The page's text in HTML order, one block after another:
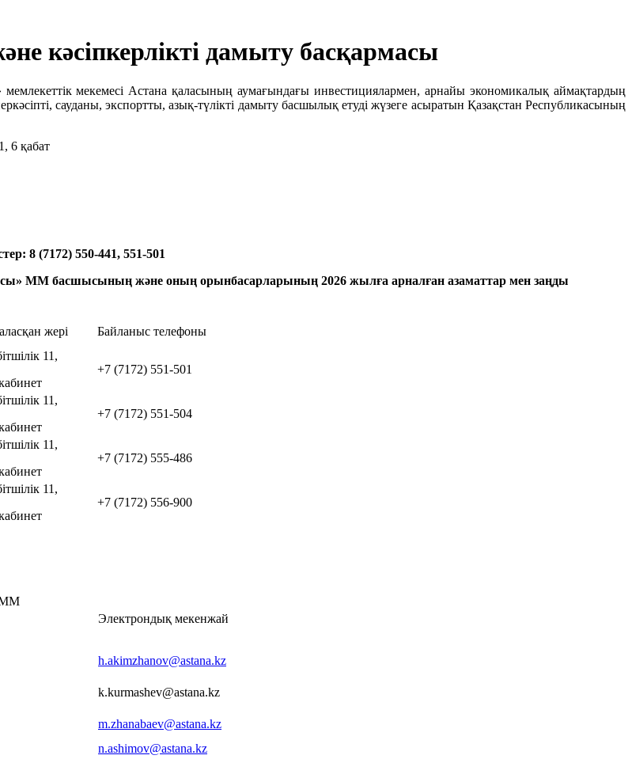
кәсіпкерлікті дамыту басқармасы
мекемесі Астана қаласының аумағындағы инвестициялармен, арнайы экономикалық аймақтардың
сауданы, экспортты, азық-түлікті дамыту басшылық етуді жүзеге асыратын Қазақстан Республикасының
6 қабат
8 (7172) 550-441, 551-501
ММ басшысының және оның орынбасарларының 2026 жылға арналған азаматтар мен заңды
жері Байланыс телефоны
11,
+7 (7172) 551-501
11,
+7 (7172) 551-504
11,
+7 (7172) 555-486
11,
+7 (7172) 556-900
ММ
Электрондық мекенжай
h.akimzhanov@astana.kz
k.kurmashev@astana.kz
m.zhanabaev@astana.kz
n.ashimov@astana.kz